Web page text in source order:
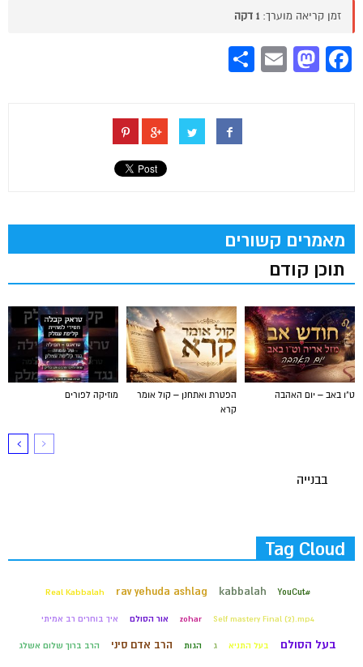
זמן קריאה מוערך: 1 דקה
Facebook
Mastodon
Email
מאמרים קשורים
תוכן קודם
מוזיקה לפורים
הפטרת ואתחנן – קול אומר
קרא
ט"ו באב – יום האהבה
בבנייה
Tag Cloud
#YouCut
kabbalah
rav yehuda ashlag
Real Kabbalah
Self mastery Final (2).mp4
zohar אור הסולם איך בוחרים רב אמיתי
בעל הסולם בעל התניא ג הגות הרב אדם סיני הרב ברוך שלום אשלג